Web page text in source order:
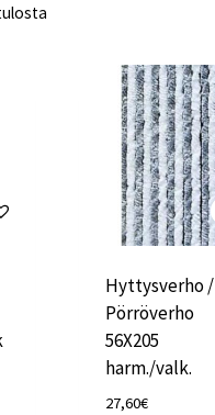
Suosituimmat
Hyttysverho /
Pörröverho
56X205
harm./valk.
27,60€